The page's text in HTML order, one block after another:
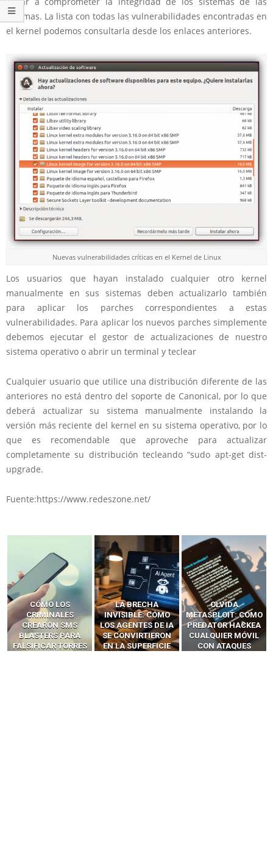
víctimas. La lista con todas las vulnerabilidades encontradas en
el kernel podemos consultarla desde los enlaces anteriores.
Nuevas vulnerabilidades críticas en el Kernel de Linux
Los usuarios que hayan instalado cualquier otro kernel
manualmente en sus sistemas deben actualizarlo también
para aplicar los parches correspondientes a estas
vulnerabilidades. Para aplicar los nuevos parches simplemente
debemos ejecutar el gestor de actualizaciones de nuestro
sistema operativo o abrir un terminal y teclear
Cualquier usuario que utilice una distribución diferente de las
anteriores no está dentro del soporte de Canonical, por lo que
deberá actualizar su sistema manualmente instalando la
versión más reciente del kernel en su sistema operativo, por lo
que es recomendable que aproveche para actualizar
completamente su distribución tecleando “sudo apt-get dist-
upgrade.
Fuente:https://www.redeszone.net/
LA BRECHA
INVISIBLE: CÓMO
LOS AGENTES DE IA
SE CONVIRTIERON
EN LA SUPERFICIE
OLVIDA
METASPLOIT: CÓMO
PREDATOR HACKEA
CUALQUIER MÓVIL
CON ATAQUES
CÓMO LOS HACKERS
INTERCEPTAN OTPS
Y LLAMADAS
MÓVILES SIN
‘HACKEAR’ — EL